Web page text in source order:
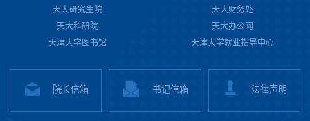
天大研究生院
天大财务处
天大科研院
天大办公网
天津大学图书馆
天津大学就业指导中心
院长信箱 书记信箱 法律声明